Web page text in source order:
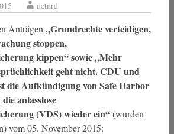
netnrd
Anträgen „Grundrechte verteidigen,
stoppen,
kippen“ sowie „Mehr
geht nicht. CDU und
die Aufkündigung von Safe Harbor
anlasslose
(VDS) wieder ein“(wurden
vom 05. November 2015: